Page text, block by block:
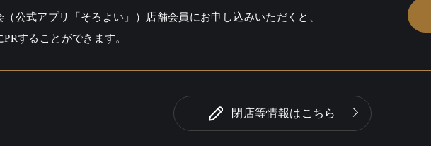
（公式アプリ「そろよい」）店舗会員にお申し込みいただくと、
することができます。
閉店等情報はこちら